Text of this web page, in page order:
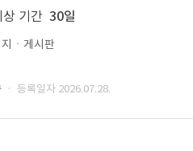
상 기간 30일
ㆍ게시판
· 등록일자 2026.07.28.